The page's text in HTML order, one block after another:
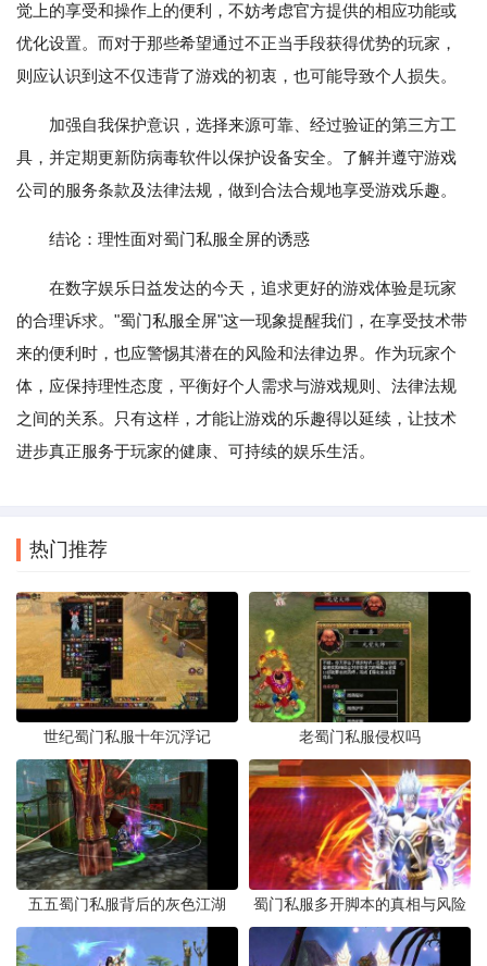
觉上的享受和操作上的便利，不妨考虑官方提供的相应功能或
优化设置。而对于那些希望通过不正当手段获得优势的玩家，
则应认识到这不仅违背了游戏的初衷，也可能导致个人损失。
加强自我保护意识，选择来源可靠、经过验证的第三方工
具，并定期更新防病毒软件以保护设备安全。了解并遵守游戏
公司的服务条款及法律法规，做到合法合规地享受游戏乐趣。
结论：理性面对蜀门私服全屏的诱惑
在数字娱乐日益发达的今天，追求更好的游戏体验是玩家
的合理诉求。"蜀门私服全屏"这一现象提醒我们，在享受技术带
来的便利时，也应警惕其潜在的风险和法律边界。作为玩家个
体，应保持理性态度，平衡好个人需求与游戏规则、法律法规
之间的关系。只有这样，才能让游戏的乐趣得以延续，让技术
进步真正服务于玩家的健康、可持续的娱乐生活。
热门推荐
世纪蜀门私服十年沉浮记 老蜀门私服侵权吗
五五蜀门私服背后的灰色江湖 蜀门私服多开脚本的真相与风险